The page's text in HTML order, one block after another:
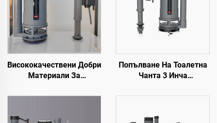
Висококачествени Добри
Материали За
Чанта Тоалетен Спусков
Санитарни Продукти WC
Попълване На Тоалетна
Чанта 3 Инча
За Двойно Спъсане За
Тоалет По Ниска Цена,